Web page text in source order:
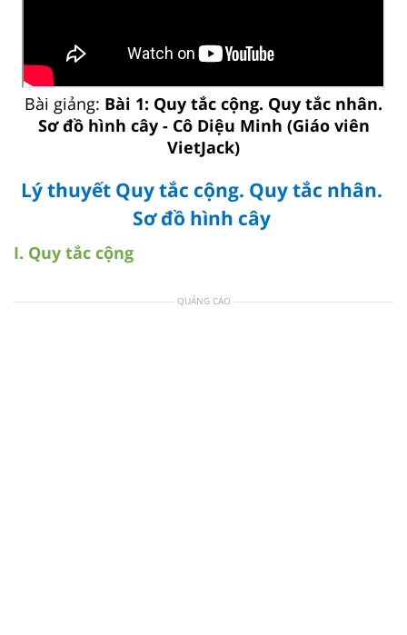
Bài giảng: Bài 1: Quy tắc cộng. Quy tắc nhân.
Sơ đồ hình cây - Cô Diệu Minh (Giáo viên
VietJack)
Lý thuyết Quy tắc cộng. Quy tắc nhân.
Sơ đồ hình cây
I. Quy tắc cộng
QUẢNG CÁO